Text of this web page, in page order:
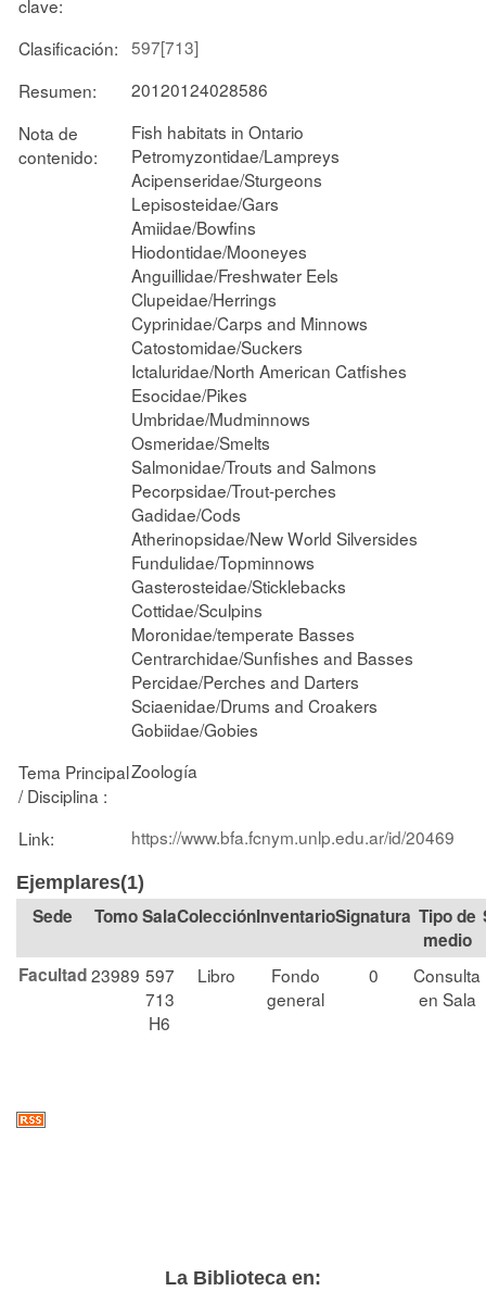
clave:
Clasificación: 597[713]
Resumen:
20120124028586
Nota de
contenido:
Fish habitats in Ontario
Petromyzontidae/Lampreys
Acipenseridae/Sturgeons
Lepisosteidae/Gars
Amiidae/Bowfins
Hiodontidae/Mooneyes
Anguillidae/Freshwater Eels
Clupeidae/Herrings
Cyprinidae/Carps and Minnows
Catostomidae/Suckers
Ictaluridae/North American Catfishes
Esocidae/Pikes
Umbridae/Mudminnows
Osmeridae/Smelts
Salmonidae/Trouts and Salmons
Pecorpsidae/Trout-perches
Gadidae/Cods
Atherinopsidae/New World Silversides
Fundulidae/Topminnows
Gasterosteidae/Sticklebacks
Cottidae/Sculpins
Moronidae/temperate Basses
Centrarchidae/Sunfishes and Basses
Percidae/Perches and Darters
Sciaenidae/Drums and Croakers
Gobiidae/Gobies
Tema Principal
/ Disciplina :
Zoología
Link: https://www.bfa.fcnym.unlp.edu.ar/id/20469
Ejemplares(1)
Tomo SalaColección Signatura Tipo de
medio
Facultad23989 597
713
H6
Libro
Fondo
general
0
Consulta
en Sala
La Biblioteca en: